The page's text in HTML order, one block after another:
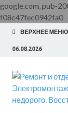
google.com, pub-
f08c47fec0942fa0
ВЕРХНЕЕ МЕНЮ
06.08.2026